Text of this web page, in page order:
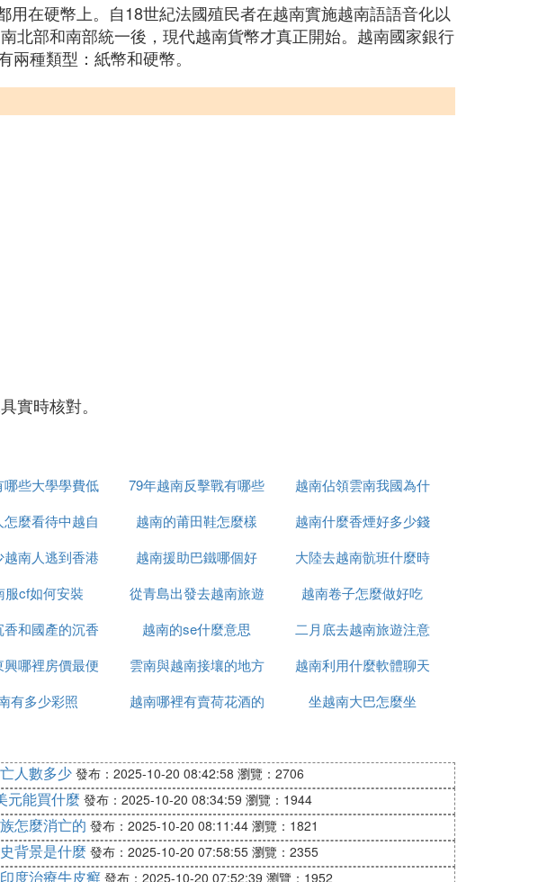
在硬幣上。自18世紀法國殖民者在越南實施越南語語音化以
北部和南部統一後，現代越南貨幣才真正開始。越南國家銀行
種類型：紙幣和硬幣。
實時核對。
哪些大學學費低
79年越南反擊戰有哪些
人
越南佔領雲南我國為什
麼未先進攻
怎麼看待中越自
衛戰
越南的莆田鞋怎麼樣
越南什麼香煙好多少錢
越南人逃到香港 越南援助巴鐵哪個好
大陸去越南骯班什麼時
候能正常
服cf如何安裝
從青島出發去越南旅遊
怎麼辦
越南卷子怎麼做好吃
香和國產的沉香
什麼區別
越南的se什麼意思
二月底去越南旅遊注意
什麼
興哪裡房價最便
宜
雲南與越南接壤的地方
有哪些
越南利用什麼軟體聊天
有多少彩照 越南哪裡有賣荷花酒的 坐越南大巴怎麼坐
人數多少 發布：2025-10-20 08:42:58 瀏覽：2706
元能買什麼 發布：2025-10-20 08:34:59 瀏覽：1944
怎麼消亡的 發布：2025-10-20 08:11:44 瀏覽：1821
背景是什麼 發布：2025-10-20 07:58:55 瀏覽：2355
度治療牛皮癬 發布：2025-10-20 07:52:39 瀏覽：1952